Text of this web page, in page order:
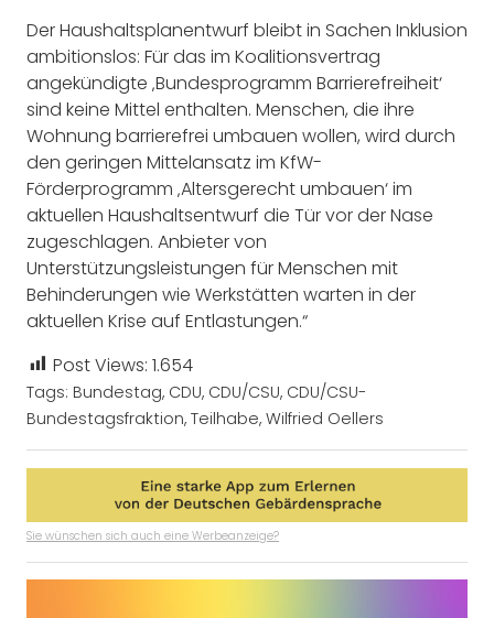
Der Haushaltsplanentwurf bleibt in Sachen Inklusion
ambitionslos: Für das im Koalitionsvertrag
angekündigte ‚Bundesprogramm Barrierefreiheit‘
sind keine Mittel enthalten. Menschen, die ihre
Wohnung barrierefrei umbauen wollen, wird durch
den geringen Mittelansatz im KfW-
Förderprogramm ‚Altersgerecht umbauen‘ im
aktuellen Haushaltsentwurf die Tür vor der Nase
zugeschlagen. Anbieter von
Unterstützungsleistungen für Menschen mit
Behinderungen wie Werkstätten warten in der
aktuellen Krise auf Entlastungen.“
Post Views: 1.654
Tags: Bundestag, CDU, CDU/CSU, CDU/CSU-
Bundestagsfraktion, Teilhabe, Wilfried Oellers
Sie wünschen sich auch eine Werbeanzeige?